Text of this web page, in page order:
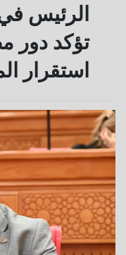
الرئيس
تؤكد دور
استقرار